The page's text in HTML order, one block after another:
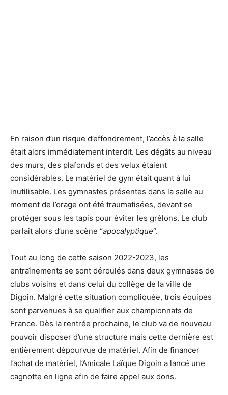
En raison d’un risque d’effondrement, l’accès à la salle
était alors immédiatement interdit. Les dégâts au niveau
des murs, des plafonds et des velux étaient
considérables. Le matériel de gym était quant à lui
inutilisable. Les gymnastes présentes dans la salle au
moment de l’orage ont été traumatisées, devant se
protéger sous les tapis pour éviter les grêlons. Le club
parlait alors d’une scène “apocalyptique“.
Tout au long de cette saison 2022-2023, les
entraînements se sont déroulés dans deux gymnases de
clubs voisins et dans celui du collège de la ville de
Digoin. Malgré cette situation compliquée, trois équipes
sont parvenues à se qualifier aux championnats de
France. Dès la rentrée prochaine, le club va de nouveau
pouvoir disposer d’une structure mais cette dernière est
entièrement dépourvue de matériel. Afin de financer
l’achat de matériel, l’Amicale Laïque Digoin a lancé une
cagnotte en ligne afin de faire appel aux dons.